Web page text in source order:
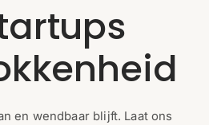
en wendbaar blijft. Laat ons